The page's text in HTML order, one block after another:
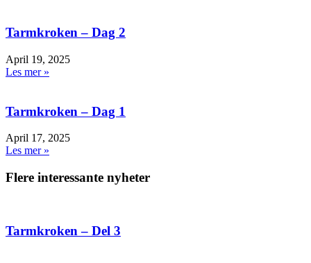
Tarmkroken – Dag 2
April 19, 2025
Les mer »
Tarmkroken – Dag 1
April 17, 2025
Les mer »
Flere interessante nyheter
Tarmkroken – Del 3